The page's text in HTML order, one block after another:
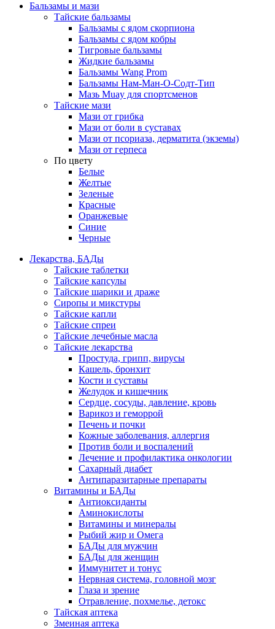
Бальзамы и мази
Тайские бальзамы
Бальзамы с ядом скорпиона
Бальзамы с ядом кобры
Тигровые бальзамы
Жидкие бальзамы
Бальзамы Wang Prom
Бальзамы Нам-Ман-О-Содт-Тип
Мазь Muay для спортсменов
Тайские мази
Мази от грибка
Мази от боли в суставах
Мази от псориаза, дерматита (экземы)
Мази от герпеса
По цвету
Белые
Желтые
Зеленые
Красные
Оранжевые
Синие
Черные
Лекарства, БАДы
Тайские таблетки
Тайские капсулы
Тайские шарики и драже
Сиропы и микстуры
Тайские капли
Тайские спреи
Тайские лечебные масла
Тайские лекарства
Простуда, грипп, вирусы
Кашель, бронхит
Кости и суставы
Желудок и кишечник
Сердце, сосуды, давление, кровь
Варикоз и геморрой
Печень и почки
Кожные заболевания, аллергия
Против боли и воспалений
Лечение и профилактика онкологии
Сахарный диабет
Антипаразитарные препараты
Витамины и БАДы
Антиоксиданты
Аминокислоты
Витамины и минералы
Рыбий жир и Омега
БАДы для мужчин
БАДы для женщин
Иммунитет и тонус
Нервная система, головной мозг
Глаза и зрение
Отравление, похмелье, детокс
Тайская аптека
Змеиная аптека